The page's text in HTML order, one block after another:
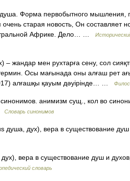
Форма первобытного мышления,
старая новость, Он составляет
Африке. Дело… …
жандар мен рухтарға сену, сол
Осы мағынада оны алғаш рет
алғашқы қауым дәуірінде… …
анимизм сущ., кол во
Словарь синонимов
душа, дух), вера в существование
вера в существование душ и
словарь